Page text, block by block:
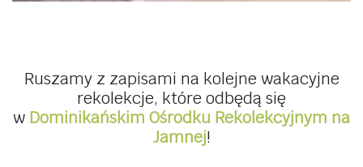
Ruszamy z zapisami na kolejne wakacyjne
rekolekcje, które odbędą się
w Dominikańskim Ośrodku Rekolekcyjnym na
Jamnej!